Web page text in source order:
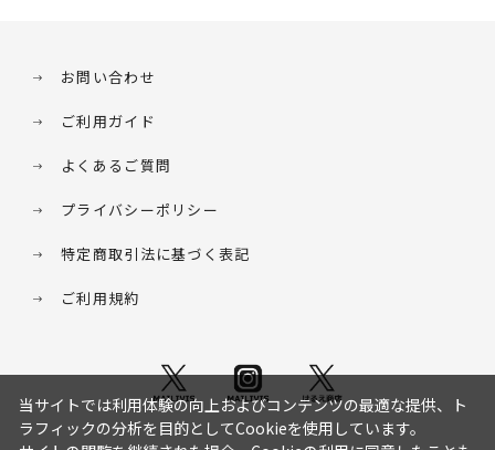
お問い合わせ
ご利用ガイド
よくあるご質問
プライバシーポリシー
特定商取引法に基づく表記
ご利用規約
当サイトでは利用体験の向上およびコンテンツの最適な提供、ト
ラフィックの分析を目的としてCookieを使用しています。